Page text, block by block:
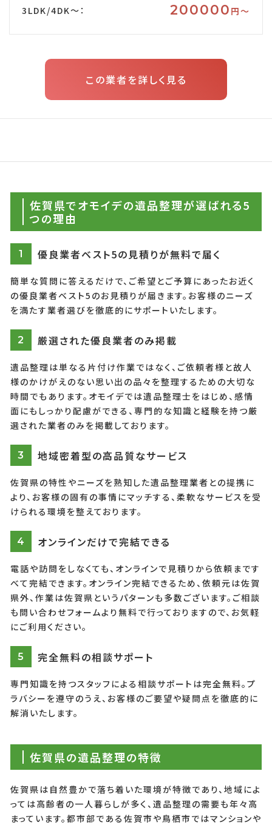
3LDK/4DK～： 200000 円〜
この業者を詳しく見る
佐賀県でオモイデの遺品整理が選ばれる5
つの理由
1 優良業者ベスト5の見積りが無料で届く
簡単な質問に答えるだけで、ご希望とご予算にあったお近く
の優良業者ベスト5のお見積りが届きます。お客様のニーズ
を満たす業者選びを徹底的にサポートいたします。
2 厳選された優良業者のみ掲載
遺品整理は単なる片付け作業ではなく、ご依頼者様と故人
様のかけがえのない思い出の品々を整理するための大切な
時間でもあります。オモイデでは遺品整理士をはじめ、感情
面にもしっかり配慮ができる、専門的な知識と経験を持つ厳
選された業者のみを掲載しております。
3 地域密着型の高品質なサービス
佐賀県の特性やニーズを熟知した遺品整理業者との提携に
より、お客様の固有の事情にマッチする、柔軟なサービスを受
けられる環境を整えております。
4 オンラインだけで完結できる
電話や訪問をしなくても、オンラインで見積りから依頼まです
べて完結できます。オンライン完結できるため、依頼元は佐賀
県外、作業は佐賀県というパターンも多数ございます。ご相談
も問い合わせフォームより無料で行っておりますので、お気軽
にご利用ください。
5 完全無料の相談サポート
専門知識を持つスタッフによる相談サポートは完全無料。プ
ラバシーを遵守のうえ、お客様のご要望や疑問点を徹底的に
解消いたします。
佐賀県の遺品整理の特徴
佐賀県は自然豊かで落ち着いた環境が特徴であり、地域によ
っては高齢者の一人暮らしが多く、遺品整理の需要も年々高
まっています。都市部である佐賀市や鳥栖市ではマンションや